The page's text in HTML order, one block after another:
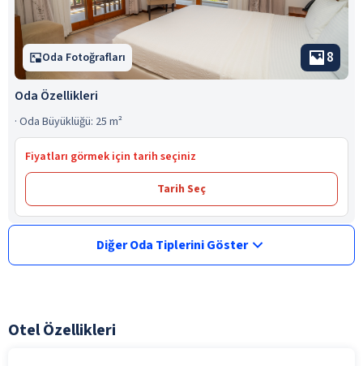
Oda Fotoğrafları 8
Oda Özellikleri
· Oda Büyüklüğü: 25 m²
Fiyatları görmek için tarih seçiniz
Tarih Seç
Diğer Oda Tiplerini Göster
Otel Özellikleri